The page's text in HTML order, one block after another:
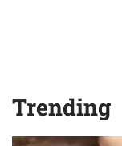
Trending